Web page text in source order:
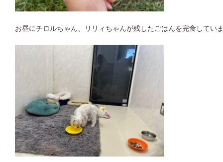
お昼にチロルちゃん、リリィちゃんが残したごはんを完食してい